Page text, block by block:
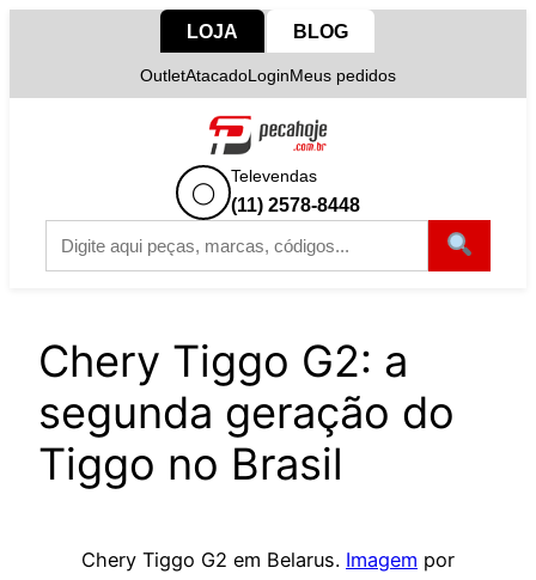
LOJA BLOG
OutletAtacadoLoginMeus pedidos
◯
Televendas
(11) 2578-8448
Chery Tiggo G2: a
segunda geração do
Tiggo no Brasil
Chery Tiggo G2 em Belarus. Imagem por